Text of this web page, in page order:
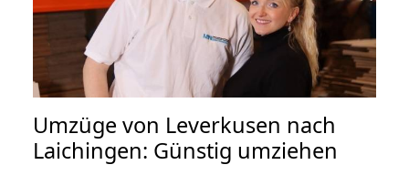
Umzüge von Leverkusen nach
Laichingen: Günstig umziehen